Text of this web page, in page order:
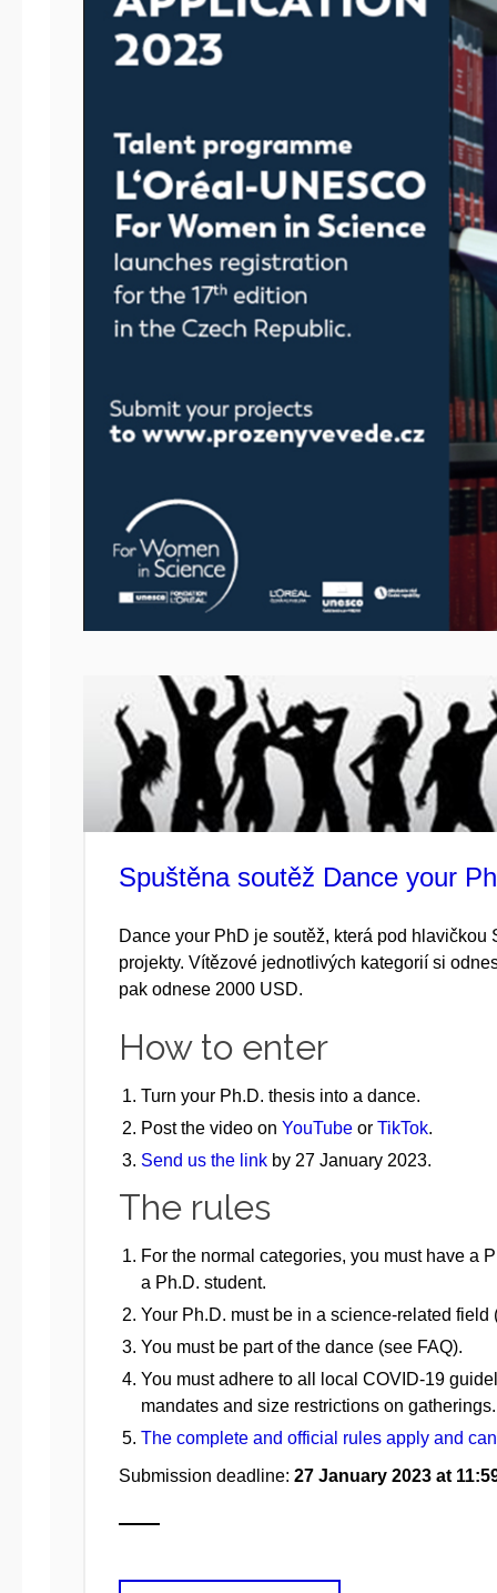
Spuštěna soutěž Dance your
Dance your PhD je soutěž, která pod
projekty. Vítězové jednotlivých kategorií si
pak odnese 2000 USD.
How to enter
Turn your Ph.D. thesis into a dance.
Post the video on YouTube or TikTok.
Send us the link by 27 January 2023.
The rules
For the normal categories, you must have a
a Ph.D. student.
Your Ph.D. must be in a science-related field
You must be part of the dance (see FAQ).
You must adhere to all local COVID-19
mandates and size restrictions on
The complete and official rules apply and
Submission deadline: 27 January 2023 at